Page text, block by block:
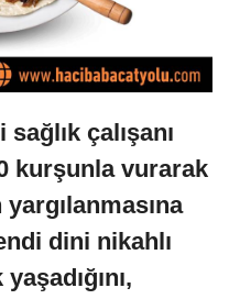
çalışanı
kurşunla vurarak
dini nikahlı